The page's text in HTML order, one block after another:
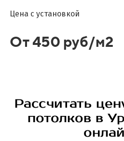
Цена с установкой
От 450 руб/м2
Рассчитать
потолков в